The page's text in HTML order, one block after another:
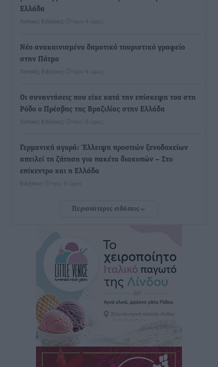
Ελλάδα
Τοπικές Ειδήσεις πριν 4 ώρες
Νέο ανακαινισμένο δημοτικό τουριστικό γραφείο
στην Πάτμο
Τοπικές Ειδήσεις πριν 4 ώρες
Οι συναντήσεις που είχε κατά την επίσκεψη του στη
Ρόδο ο Πρέσβης της Βραζιλίας στην Ελλάδα
Τοπικές Ειδήσεις πριν 5 ώρες
Γερμανική αγορά: Έλλειψη προσιτών ξενοδοχείων
απειλεί τη ζήτηση για πακέτα διακοπών – Στο
επίκεντρο και η Ελλάδα
Ειδήσεις πριν 5 ώρες
Νέο ξενοδοχείο στη Ρόδο για την H Hotels –
στην Κω
Τοπικές Ειδήσεις • πριν 5 ώρες
Αυτοκίνητο μπήκε παράνομα σε μονόδρομο στο
Μαστιχάρι – Αναποδογύρισε όχημα με μητέρα και
5χρονο παιδί
Τοπικές Ειδήσεις• πριν 5 ώρες
“Η Ευρώπη αντιμετώπιζε το προσφυγικό σαν ταινία
τρόμου” – Η συγκλονιστική μαρτυρία της Χαρούλας
Γιασιράνη στον RV για τα γεγονότα που οδήγησαν στο
Περισσότερες ειδήσεις